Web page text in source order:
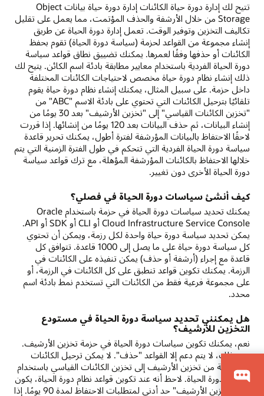
تتيح لك إدارة دورة حياة الكائنات إدارة دورة حياة بيانات Object
Storage من خلال الأرشفة والحذف المؤتمت، مما يعمل على تقليل
تكاليف التخزين وتوفير الوقت. تعمل إدارة دورة الحياة عن طريق
إنشاء مجموعة من القواعد لحزمة (سياسة دورة الحياة) تقوم بحفظ
الكائنات أو حذفها وفقًا لعمرها. يمكنك تضييق نطاق قواعد سياسة
دورة الحياة الفردية باستخدام معايير مطابقة بادئة اسم الكائن. يتيح لك
ذلك إنشاء نظام دورة حياة مخصص لاحتياجات الكائنات المختلفة
داخل حزمة. على سبيل المثال، يمكنك إنشاء نظام دورة حياة يقوم
تلقائيًا بترحيل الكائنات التي تحتوي على بادئة الاسم "ABC" من
"تخزين الكائنات القياسي" إلى "تخزين الأرشيف" بعد 30 يومًا من
إنشاء البيانات، ثم حذف البيانات بعد 120 يومًا من إنشائها. إذا قررت
لاحقًا الاحتفاظ بالبيانات المؤرشفة لفترة أطول، يمكنك تحرير قاعدة
سياسة دورة الحياة الفردية التي تتحكم في طول الفترة الزمنية التي يتم
خلالها الاحتفاظ بالكائنات المؤرشفة المؤهلة، مع ترك قواعد سياسة
دورة الحياة الأخرى دون تغيير.
كيف أنشئ سياسات دورة الحياة في فصلي؟
يمكنك تحديد سياسات دورة الحياة في حزمة باستخدام Oracle
Cloud Infrastructure Service Console أو CLI أو SDK أو API.
يمكن تحديد سياسة دورة حياة واحدة لكل رزمة، ويمكن أن تحتوي
كل سياسة دورة حياة على ما يصل إلى 1000 قاعدة. تتوافق كل
قاعدة مع إجراء (أرشفة أو حذف) يمكن تنفيذه على الكائنات في
الرزمة. يمكنك تكوين قواعد تنطبق على كل الكائنات في الرزمة، أو
على مجموعة فرعية فقط من الكائنات التي تستخدم نمط بادئة اسم
محدد.
هل يمكنني تحديد سياسة دورة الحياة في مستودع
التخزين للأرشيف؟
نعم، يمكنك تكوين سياسات دورة الحياة في حزمة تخزين الأرشيف.
ومع ذلك، لا يتم دعم إلا القواعد "حذف". لا يمكن ترحيل الكائنات
المؤرشفة من تخزين الأرشيف إلى تخزين الكائنات القياسي باستخدام
سياسة دورة الحياة. لاحظ أنه عند تكوين قواعد نظام دورة الحياة، يكون
لدى "تخزين الأرشيف" حد أدنى لمتطلبات الاحتفاظ لمدة 90 يومًا. إذا